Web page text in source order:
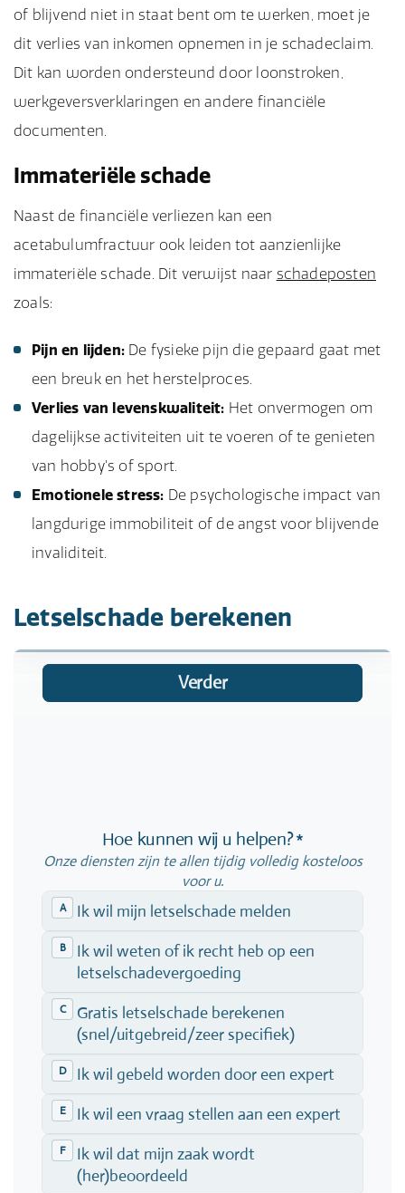
of blijvend niet in staat bent om te werken, moet je
dit verlies van inkomen opnemen in je schadeclaim.
Dit kan worden ondersteund door loonstroken,
werkgeversverklaringen en andere financiële
documenten.
Immateriële schade
Naast de financiële verliezen kan een
acetabulumfractuur ook leiden tot aanzienlijke
immateriële schade. Dit verwijst naar schadeposten
zoals:
Pijn en lijden: De fysieke pijn die gepaard gaat met
een breuk en het herstelproces.
Verlies van levenskwaliteit: Het onvermogen om
dagelijkse activiteiten uit te voeren of te genieten
van hobby's of sport.
Emotionele stress: De psychologische impact van
langdurige immobiliteit of de angst voor blijvende
invaliditeit.
Letselschade berekenen